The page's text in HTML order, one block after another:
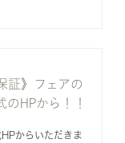
証》フェアの
のHPから！！
からいただきま